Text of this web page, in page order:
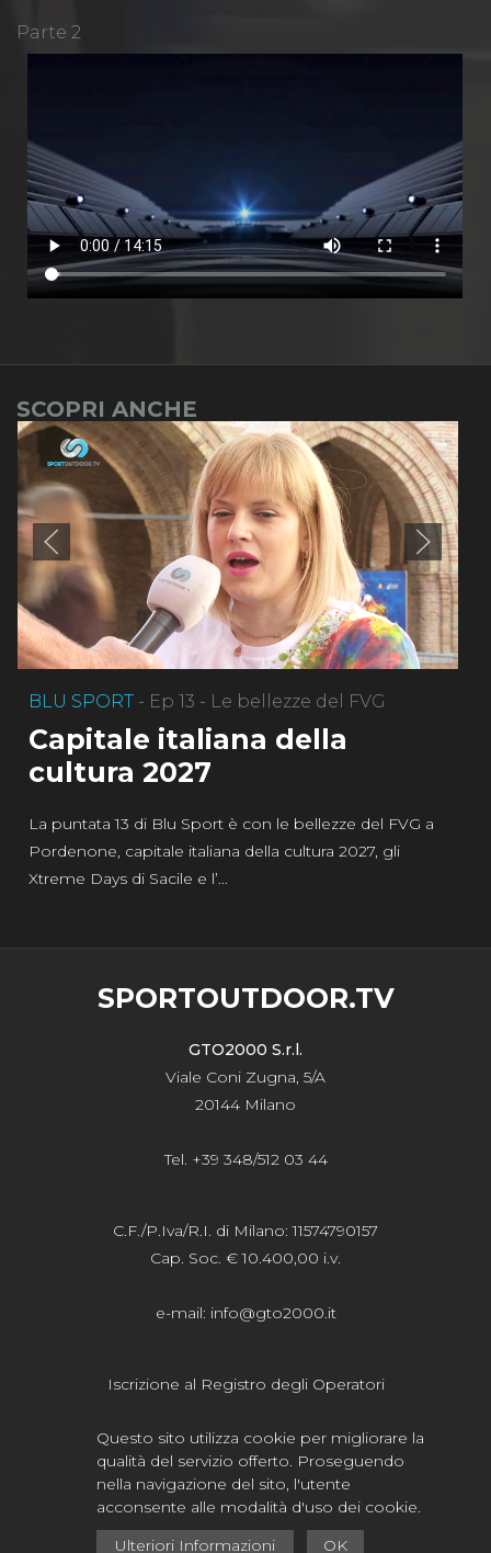
Parte 2
SCOPRI ANCHE
BLU SPORT - Ep 13 - Le bellezze del FVG
Capitale italiana della
cultura 2027
La puntata 13 di Blu Sport è con le bellezze del FVG a
Pordenone, capitale italiana della cultura 2027, gli
Xtreme Days di Sacile e l’...
SPORTOUTDOOR.TV
GTO2000 S.r.l.
Viale Coni Zugna, 5/A
20144 Milano
Tel. +39 348/512 03 44
C.F./P.Iva/R.I. di Milano: 11574790157
Cap. Soc. € 10.400,00 i.v.
e-mail: info@gto2000.it
Iscrizione al Registro degli Operatori
Privacy -Cookie
Questo sito utilizza cookie per migliorare la
qualità del servizio offerto. Proseguendo
nella navigazione del sito, l'utente
acconsente alle modalità d'uso dei cookie.
Ulteriori Informazioni
OK